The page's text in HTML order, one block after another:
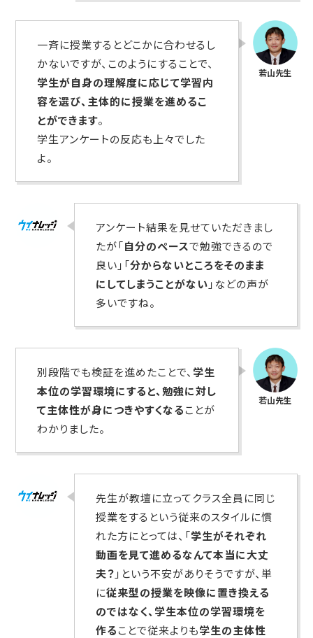
一斉に授業するとどこかに合わせるし
かないですが、このようにすることで、
学生が自身の理解度に応じて学習内
容を選び、主体的に授業を進めるこ
とができます。
学生アンケートの反応も上々でした
よ。
アンケート結果を見せていただきまし
たが「自分のペースで勉強できるので
良い」「分からないところをそのまま
にしてしまうことがない 」などの声が
多いですね。
別段階でも検証を進めたことで、 学生
本位の学習環境にすると、勉強に対し
て主体性が身につきやすくなることが
わかりました。
先生が教壇に立ってクラス全員に同じ
授業をするという従来のスタイルに慣
れた方にとっては、「学生がそれぞれ
動画を見て進めるなんて本当に大丈
夫？ 」という不安がありそうですが、単
に従来型の授業を映像に置き換える
のではなく、学生本位の学習環境を
作ることで従来よりも学生の主体性